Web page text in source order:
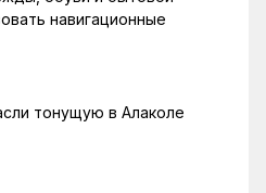
навигационные
тонущую в Алаколе